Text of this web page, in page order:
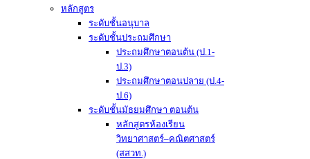
หลักสูตร
ระดับชั้นอนุบาล
ระดับชั้นประถมศึกษา
ประถมศึกษาตอนต้น (ป.1-
ป.3)
ประถมศึกษาตอนปลาย (ป.4-
ป.6)
ระดับชั้นมัธยมศึกษา ตอนต้น
หลักสูตรห้องเรียน
วิทยาศาสตร์–คณิตศาสตร์
(สสวท.)